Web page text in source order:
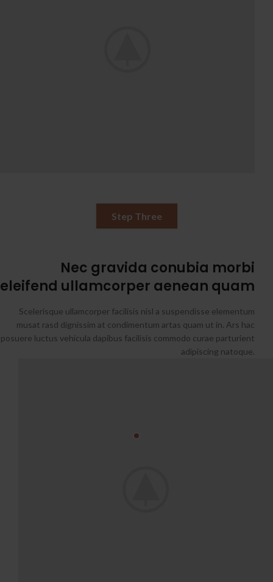
Step Three
Nec gravida conubia morbi
eleifend ullamcorper aenean quam
Scelerisque ullamcorper facilisis nisl a suspendisse elementum
musat rasd dignissim at condimentum artas quam ut in. Ars hac
posuere luctus vehicula dapibus facilisis commodo curae parturient
adipiscing natoque.